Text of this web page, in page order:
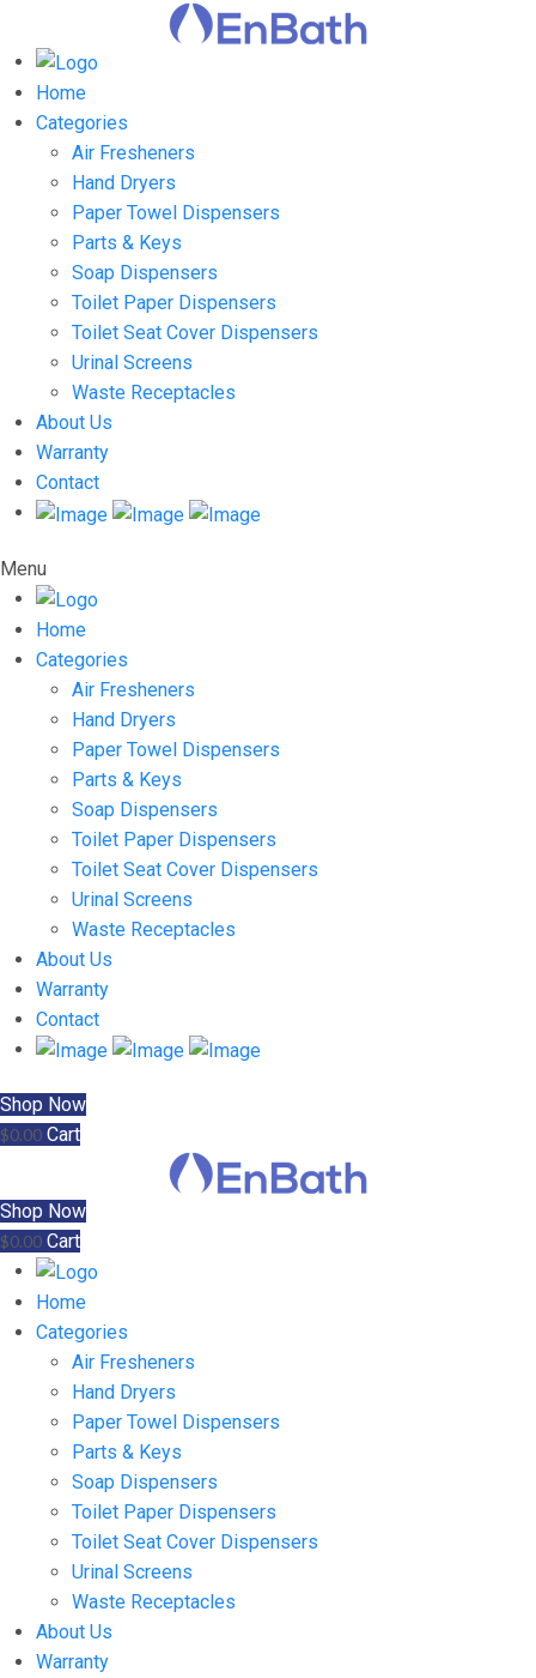
Home
Categories
Air Fresheners
Hand Dryers
Paper Towel Dispensers
Parts & Keys
Soap Dispensers
Toilet Paper Dispensers
Toilet Seat Cover Dispensers
Urinal Screens
Waste Receptacles
About Us
Warranty
Contact
Menu
Home
Categories
Air Fresheners
Hand Dryers
Paper Towel Dispensers
Parts & Keys
Soap Dispensers
Toilet Paper Dispensers
Toilet Seat Cover Dispensers
Urinal Screens
Waste Receptacles
About Us
Warranty
Contact
Shop Now
$0.00 Cart
Shop Now
$0.00 Cart
Home
Categories
Air Fresheners
Hand Dryers
Paper Towel Dispensers
Parts & Keys
Soap Dispensers
Toilet Paper Dispensers
Toilet Seat Cover Dispensers
Urinal Screens
Waste Receptacles
About Us
Warranty